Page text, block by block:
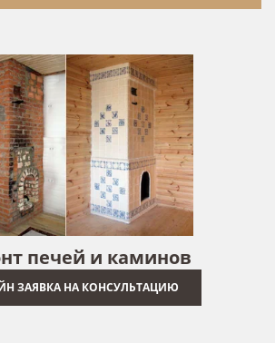
печей и каминов
ЗАЯВКА НА КОНСУЛЬТАЦИЮ